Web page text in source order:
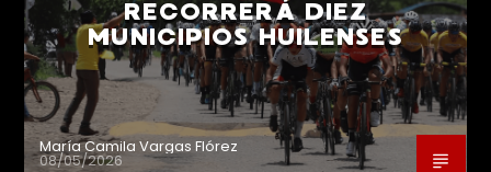
RECORRERÁ DIEZ
MUNICIPIOS HUILENSES
María Camila Vargas Flórez
08/05/2026